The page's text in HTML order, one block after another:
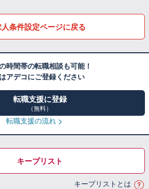
人条件設定ページに戻る
時間帯の転職相談も可能！
アデコにご登録ください
転職支援に登録
（無料）
転職支援の流れ
キープリスト
キープリストとは